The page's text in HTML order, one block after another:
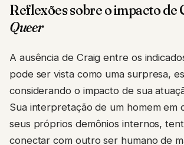
Reflexões sobre o impacto de
Queer
A ausência de Craig entre os
pode ser vista como uma surpresa,
considerando o impacto de sua
Sua interpretação de um homem em
seus próprios demônios internos,
conectar com outro ser humano de